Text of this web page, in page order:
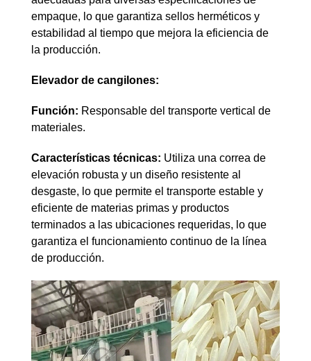
empaque, lo que garantiza sellos herméticos y
estabilidad al tiempo que mejora la eficiencia de
la producción.
Elevador de cangilones:
Función: Responsable del transporte vertical de
materiales.
Características técnicas: Utiliza una correa de
elevación robusta y un diseño resistente al
desgaste, lo que permite el transporte estable y
eficiente de materias primas y productos
terminados a las ubicaciones requeridas, lo que
garantiza el funcionamiento continuo de la línea
de producción.